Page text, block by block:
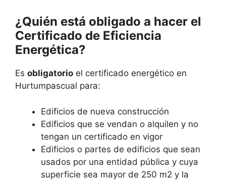
¿Quién está obligado a hacer el
Certificado de Eficiencia
Energética?
Es obligatorio el certificado energético en
Hurtumpascual para:
Edificios de nueva construcción
Edificios que se vendan o alquilen y no
tengan un certificado en vigor
Edificios o partes de edificios que sean
usados por una entidad pública y cuya
superficie sea mayor de 250 m2 y la